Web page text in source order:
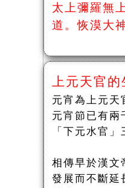
太上彌羅無
道。恢漠大
上元天官
元宵為上元天
元宵節已有兩
「下元水官
相傳早於漢文
發展而不斷延